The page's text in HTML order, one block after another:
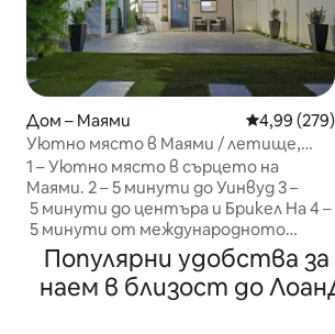
Дом – Маями Средна
4,99 (279)
Уютно място в Маями / летище,
пристанище и Calle 8
1 – Уютно място в сърцето на
Маями. 2 – 5 минути до Уинвуд 3 –
5 минути до центъра и Брикел На 4 –
5 минути от международното
летище в Маями 5 – 10 минути до
пристанището на Маями 6 -
Предназначено за 6 или по - малко
Популярни удобства
наем в близост до